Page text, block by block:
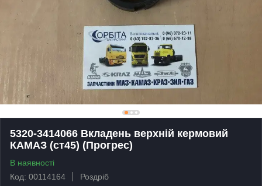
5320-3414066 Вкладень верхній кермовий
КАМАЗ (ст45) (Прогрес)
В наявності
Код: 00114164
Роздріб